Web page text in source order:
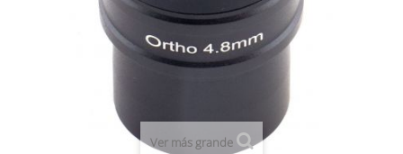
Ver más grande